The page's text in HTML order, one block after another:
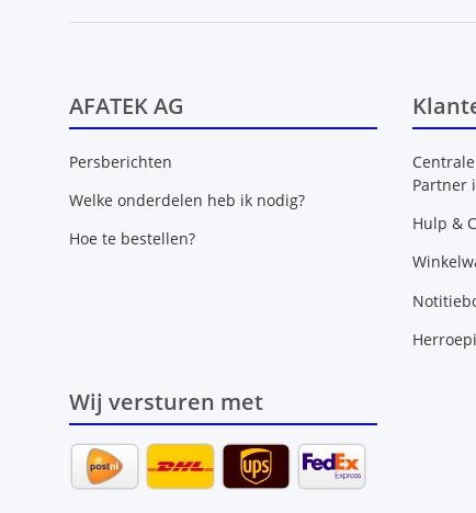
AFATEK AG
Persberichten
Welke onderdelen heb ik nodig?
Hoe te bestellen?
Partner
Hulp &
Wij versturen met